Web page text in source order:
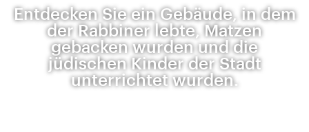
Entdecken Sie ein Gebäude, in dem
der Rabbiner lebte, Matzen
gebacken wurden und die
jüdischen Kinder der Stadt
unterrichtet wurden.